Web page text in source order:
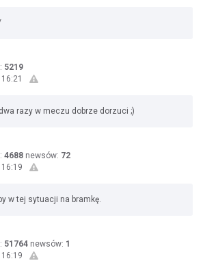
5219
razy w meczu dobrze dorzuci ;)
4688 newsów: 72
w tej sytuacji na bramkę.
51764 newsów: 1